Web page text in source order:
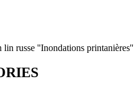
lin russe ''Inondations printanières''